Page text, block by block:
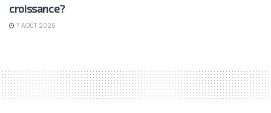
croissance?
7 AOÛT 2026